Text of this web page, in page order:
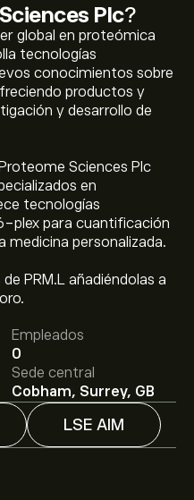
Plc?
global en proteómica
tecnologías
conocimientos sobre
productos y
y desarrollo de
Sciences Plc
en
tecnologías
plex para cuantificación
medicina personalizada.
PRM.L añadiéndolas a
Empleados
0
Sede central
Cobham, Surrey, GB
LSE AIM
de PRM.L es de 1.600‎p‎.
acciones de Proteome
en eToro para
las previsiones de los
para las acciones de
en las tendencias del
y el crecimiento
más recientes para